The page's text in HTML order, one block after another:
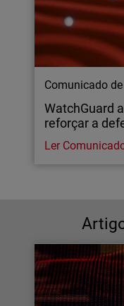
Comunicado
WatchGuard
reforçar a
Ler